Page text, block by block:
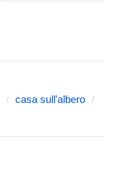
casa sull'albero